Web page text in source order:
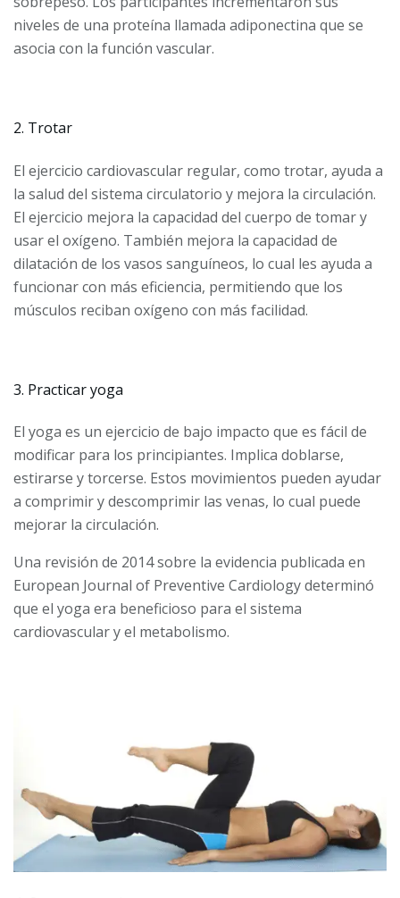
niveles de una proteína llamada adiponectina que se
asocia con la función vascular.
2. Trotar
El ejercicio cardiovascular regular, como trotar, ayuda a
la salud del sistema circulatorio y mejora la circulación.
El ejercicio mejora la capacidad del cuerpo de tomar y
usar el oxígeno. También mejora la capacidad de
dilatación de los vasos sanguíneos, lo cual les ayuda a
funcionar con más eficiencia, permitiendo que los
músculos reciban oxígeno con más facilidad.
3. Practicar yoga
El yoga es un ejercicio de bajo impacto que es fácil de
modificar para los principiantes. Implica doblarse,
estirarse y torcerse. Estos movimientos pueden ayudar
a comprimir y descomprimir las venas, lo cual puede
mejorar la circulación.
Una revisión de 2014 sobre la evidencia publicada en
European Journal of Preventive Cardiology determinó
que el yoga era beneficioso para el sistema
cardiovascular y el metabolismo.